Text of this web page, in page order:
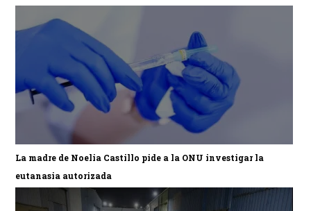
La madre de Noelia Castillo pide a la ONU investigar la
eutanasia autorizada